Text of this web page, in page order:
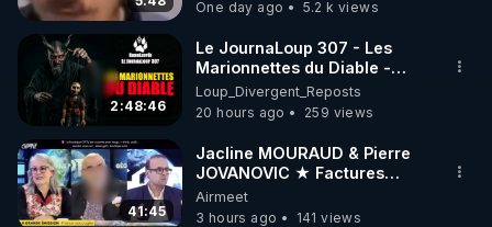
code : REGENERE10
▶ 30 jours gratuit sur l’application de méditation et
de bien-être ENVOL :
Rendez-vous sur https://www.envol.app/code
le code : REGENERE
One day ago 5.2 k views
2:48:46
Le JournaLoup 307 - Les
Marionnettes du Diable -
Loup Divergent 2026.08.07
Loup_Divergent_Reposts
20 hours ago
259 views
41:45
Jacline MOURAUD & Pierre
JOVANOVIC ★ Factures
Impayées : Où Est Passé Le
Pognon ?
Airmeet
3 hours ago
141 views